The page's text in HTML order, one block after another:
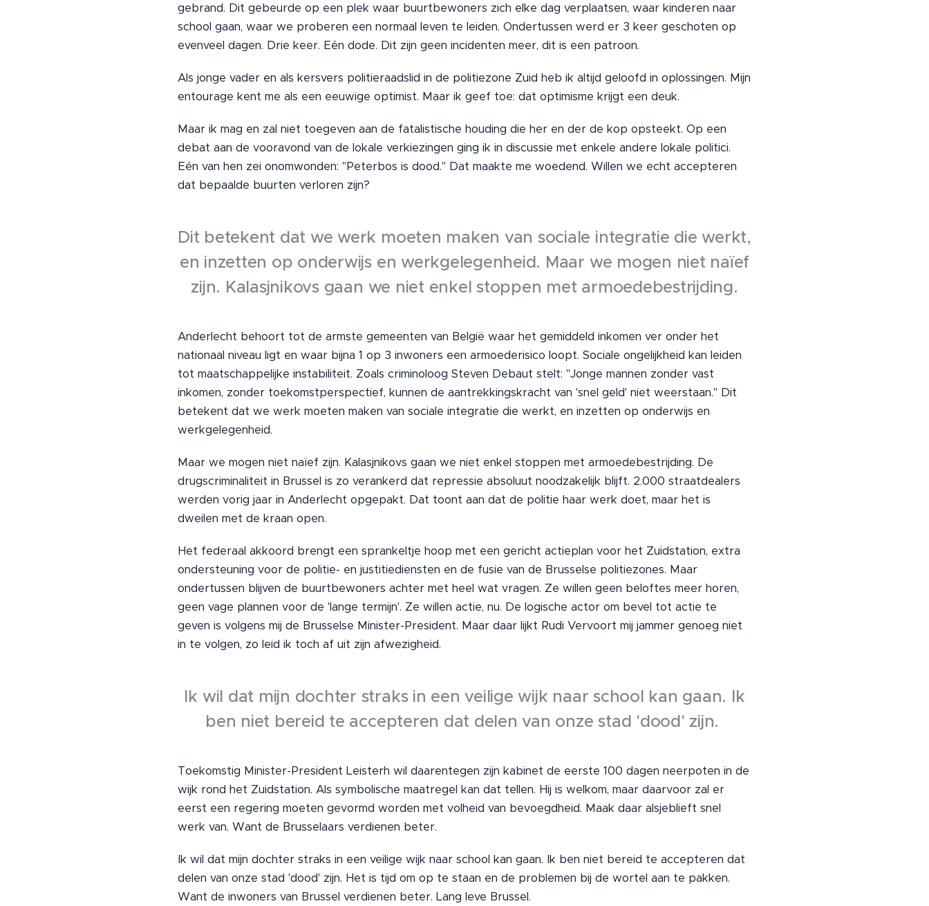
gebrand. Dit gebeurde op een plek waar buurtbewoners zich elke dag verplaatsen, waar kinderen naar
school gaan, waar we proberen een normaal leven te leiden. Ondertussen werd er 3 keer geschoten op
evenveel dagen. Drie keer. Eén dode. Dit zijn geen incidenten meer, dit is een patroon.
Als jonge vader en als kersvers politieraadslid in de politiezone Zuid heb ik altijd geloofd in oplossingen. Mijn
entourage kent me als een eeuwige optimist. Maar ik geef toe: dat optimisme krijgt een deuk.
Maar ik mag en zal niet toegeven aan de fatalistische houding die her en der de kop opsteekt. Op een
debat aan de vooravond van de lokale verkiezingen ging ik in discussie met enkele andere lokale politici.
Eén van hen zei onomwonden: "Peterbos is dood." Dat maakte me woedend. Willen we echt accepteren
dat bepaalde buurten verloren zijn?
Dit betekent dat we werk moeten maken van sociale integratie die werkt,
en inzetten op onderwijs en werkgelegenheid. Maar we mogen niet naïef
zijn. Kalasjnikovs gaan we niet enkel stoppen met armoedebestrijding.
Anderlecht behoort tot de armste gemeenten van België waar het gemiddeld inkomen ver onder het
nationaal niveau ligt en waar bijna 1 op 3 inwoners een armoederisico loopt. Sociale ongelijkheid kan leiden
tot maatschappelijke instabiliteit. Zoals criminoloog Steven Debaut stelt: "Jonge mannen zonder vast
inkomen, zonder toekomstperspectief, kunnen de aantrekkingskracht van 'snel geld' niet weerstaan." Dit
betekent dat we werk moeten maken van sociale integratie die werkt, en inzetten op onderwijs en
werkgelegenheid.
Maar we mogen niet naïef zijn. Kalasjnikovs gaan we niet enkel stoppen met armoedebestrijding. De
drugscriminaliteit in Brussel is zo verankerd dat repressie absoluut noodzakelijk blijft. 2.000 straatdealers
werden vorig jaar in Anderlecht opgepakt. Dat toont aan dat de politie haar werk doet, maar het is
dweilen met de kraan open.
Het federaal akkoord brengt een sprankeltje hoop met een gericht actieplan voor het Zuidstation, extra
ondersteuning voor de politie- en justitiediensten en de fusie van de Brusselse politiezones. Maar
ondertussen blijven de buurtbewoners achter met heel wat vragen. Ze willen geen beloftes meer horen,
geen vage plannen voor de 'lange termijn'. Ze willen actie, nu. De logische actor om bevel tot actie te
geven is volgens mij de Brusselse Minister-President. Maar daar lijkt Rudi Vervoort mij jammer genoeg niet
in te volgen, zo leid ik toch af uit zijn afwezigheid.
Ik wil dat mijn dochter straks in een veilige wijk naar school kan gaan. Ik
ben niet bereid te accepteren dat delen van onze stad 'dood' zijn.
Toekomstig Minister-President Leisterh wil daarentegen zijn kabinet de eerste 100 dagen neerpoten in de
wijk rond het Zuidstation. Als symbolische maatregel kan dat tellen. Hij is welkom, maar daarvoor zal er
eerst een regering moeten gevormd worden met volheid van bevoegdheid. Maak daar alsjeblieft snel
werk van. Want de Brusselaars verdienen beter.
Ik wil dat mijn dochter straks in een veilige wijk naar school kan gaan. Ik ben niet bereid te accepteren dat
delen van onze stad 'dood' zijn. Het is tijd om op te staan en de problemen bij de wortel aan te pakken.
Want de inwoners van Brussel verdienen beter. Lang leve Brussel.